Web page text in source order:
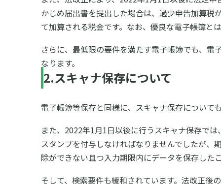
かじめ届出書を提出した場合は、過少申告加算
て加算される税金です。なお、優良な電子帳簿と
さらに、最低限の要件を満たす電子帳簿でも、
なります。
2.スキャナ保存について
電子帳簿等保存と同様に、スキャナ保存について
また、2022年1月1日以後に行うスキャナ保存で
スタンプを付与しなければなりませんでしたが
除ができない且つ入力期限内にデータを保存し
そして、検索要件も緩和されています。法改正